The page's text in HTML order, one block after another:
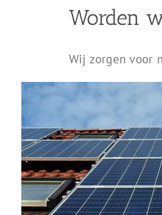
Worden
Wij zorgen voor